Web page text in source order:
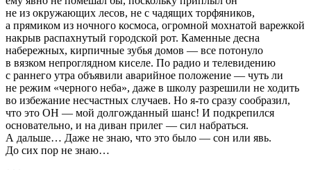
не из окружающих лесов, не с чадящих торфяников,
а прямиком из ночного космоса, огромной мохнатой варежкой
накрыв распахнутый городской рот. Каменные десна
набережных, кирпичные зубья домов — все потонуло
в вязком непроглядном киселе. По радио и телевидению
с раннего утра объявили аварийное положение — чуть ли
не режим «черного неба», даже в школу разрешили не ходить
во избежание несчастных случаев. Но я-то сразу сообразил,
что это ОН — мой долгожданный шанс! И подкрепился
основательно, и на диван прилег — сил набраться.
А дальше… Даже не знаю, что это было — сон или явь.
До сих пор не знаю…